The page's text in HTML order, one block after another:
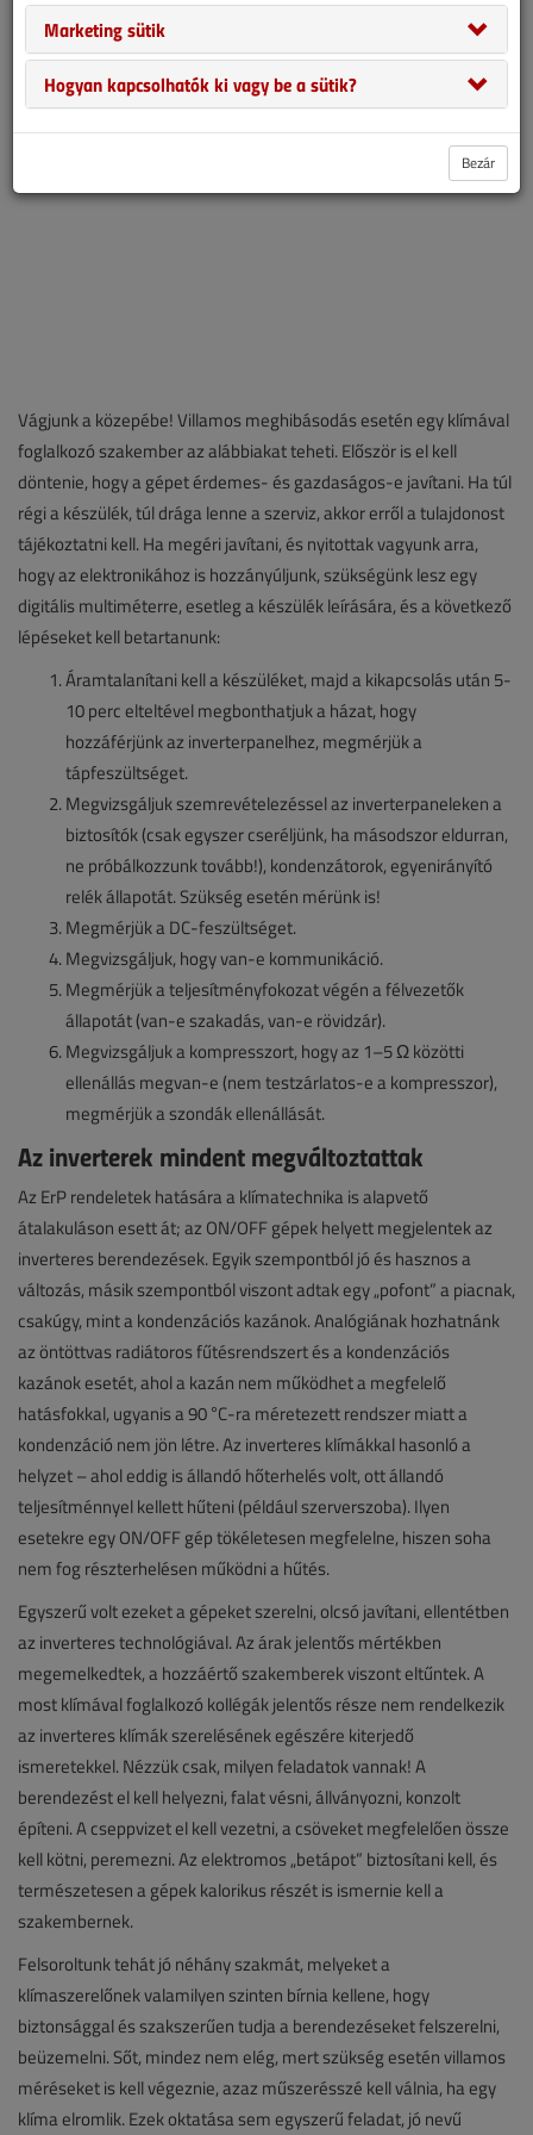
szakmai ismeretekre támaszkodnak. Nézzük át, milyen alapvető
tudásra van szüksége ma egy klímásnak.
Vágjunk a közepébe! Villamos meghibásodás esetén egy klímával
foglalkozó szakember az alábbiakat teheti. Először is el kell
döntenie, hogy a gépet érdemes- és gazdaságos-e javítani. Ha túl
régi a készülék, túl drága lenne a szerviz, akkor erről a tulajdonost
tájékoztatni kell. Ha megéri javítani, és nyitottak vagyunk arra,
hogy az elektronikához is hozzányúljunk, szükségünk lesz egy
digitális multiméterre, esetleg a készülék leírására, és a következő
lépéseket kell betartanunk:
Áramtalanítani kell a készüléket, majd a kikapcsolás után 5-
10 perc elteltével megbonthatjuk a házat, hogy
hozzáférjünk az inverterpanelhez, megmérjük a
tápfeszültséget.
Megvizsgáljuk szemrevételezéssel az inverterpaneleken a
biztosítók (csak egyszer cseréljünk, ha másodszor eldurran,
ne próbálkozzunk tovább!), kondenzátorok, egyenirányító
relék állapotát. Szükség esetén mérünk is!
Megmérjük a DC-feszültséget.
Megvizsgáljuk, hogy van-e kommunikáció.
Megmérjük a teljesítményfokozat végén a félvezetők
állapotát (van-e szakadás, van-e rövidzár).
Megvizsgáljuk a kompresszort, hogy az 1–5 Ω közötti
ellenállás megvan-e (nem testzárlatos-e a kompresszor),
megmérjük a szondák ellenállását.
Az inverterek mindent megváltoztattak
Az ErP rendeletek hatására a klímatechnika is alapvető
átalakuláson esett át; az ON/OFF gépek helyett megjelentek az
inverteres berendezések. Egyik szempontból jó és hasznos a
változás, másik szempontból viszont adtak egy „pofont” a piacnak,
csakúgy, mint a kondenzációs kazánok. Analógiának hozhatnánk
az öntöttvas radiátoros fűtésrendszert és a kondenzációs
kazánok esetét, ahol a kazán nem működhet a megfelelő
hatásfokkal, ugyanis a 90 °C-ra méretezett rendszer miatt a
kondenzáció nem jön létre. Az inverteres klímákkal hasonló a
helyzet – ahol eddig is állandó hőterhelés volt, ott állandó
teljesítménnyel kellett hűteni (például szerverszoba). Ilyen
esetekre egy ON/OFF gép tökéletesen megfelelne, hiszen soha
nem fog részterhelésen működni a hűtés.
Egyszerű volt ezeket a gépeket szerelni, olcsó javítani, ellentétben
az inverteres technológiával. Az árak jelentős mértékben
megemelkedtek, a hozzáértő szakemberek viszont eltűntek. A
most klímával foglalkozó kollégák jelentős része nem rendelkezik
az inverteres klímák szerelésének egészére kiterjedő
ismeretekkel. Nézzük csak, milyen feladatok vannak! A
berendezést el kell helyezni, falat vésni, állványozni, konzolt
építeni. A cseppvizet el kell vezetni, a csöveket megfelelően össze
kell kötni, peremezni. Az elektromos „betápot” biztosítani kell, és
természetesen a gépek kalorikus részét is ismernie kell a
szakembernek.
Felsoroltunk tehát jó néhány szakmát, melyeket a
klímaszerelőnek valamilyen szinten bírnia kellene, hogy
biztonsággal és szakszerűen tudja a berendezéseket felszerelni,
beüzemelni. Sőt, mindez nem elég, mert szükség esetén villamos
méréseket is kell végeznie, azaz műszerésszé kell válnia, ha egy
klíma elromlik. Ezek oktatása sem egyszerű feladat, jó nevű
Marketing sütik
Hogyan kapcsolhatók ki vagy be a sütik?
Bezár